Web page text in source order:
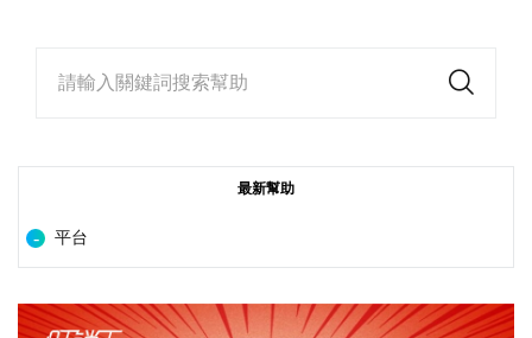
請輸入關鍵詞搜索幫助
最新幫助
平台